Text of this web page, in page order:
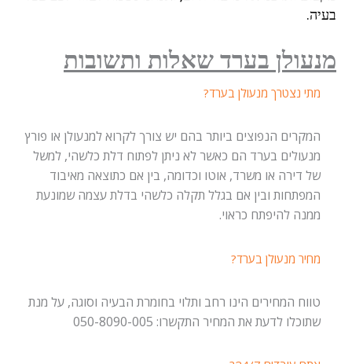
בעיה.
מנעולן בערד שאלות ותשובות
מתי נצטרך מנעולן בערד?
המקרים הנפוצים ביותר בהם יש צורך לקרוא למנעולן או פורץ
מנעולים בערד הם כאשר לא ניתן לפתוח דלת כלשהי, למשל
של דירה או משרד, אוטו וכדומה, בין אם כתוצאה מאיבוד
המפתחות ובין אם בגלל תקלה כלשהי בדלת עצמה שמונעת
ממנה להיפתח כראוי.
מחיר מנעולן בערד?
טווח המחירים הינו רחב ותלוי בחומרת הבעיה וסוגה, על מנת
שתוכלו לדעת את המחיר התקשרו: 050-8090-005